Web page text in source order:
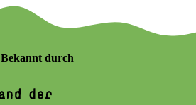
Bekannt durch